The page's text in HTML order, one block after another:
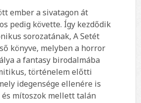
ember a sivatagon át
pedig követte. Így kezdődik
sorozatának, A Setét
könyve, melyben a horror
a fantasy birodalmába
történelem előtti
idegensége ellenére is
és mítoszok mellett talán